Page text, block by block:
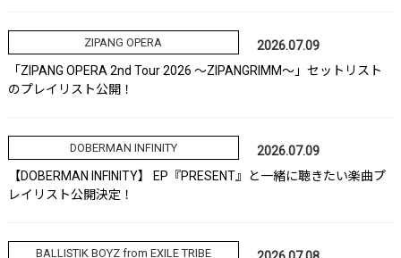
ZIPANG OPERA
2026.07.09
「ZIPANG OPERA 2nd Tour 2026 ～ZIPANGRIMM～」セットリスト
のプレイリスト公開！
DOBERMAN INFINITY
2026.07.09
【DOBERMAN INFINITY】 EP『PRESENT』と一緒に聴きたい楽曲プ
レイリスト公開決定！
BALLISTIK BOYZ from EXILE TRIBE